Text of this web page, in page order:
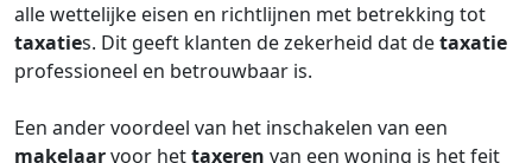
alle wettelijke eisen en richtlijnen met betrekking tot
taxaties. Dit geeft klanten de zekerheid dat detaxatie
professioneel en betrouwbaar is.
Een ander voordeel van het inschakelen van een
makelaarvoor hettaxeren van een woning is het feit